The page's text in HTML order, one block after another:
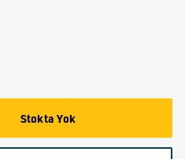
Stokta Yok